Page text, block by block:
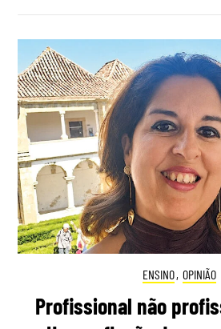
ENSINO, OPINIÃO
Profissional não